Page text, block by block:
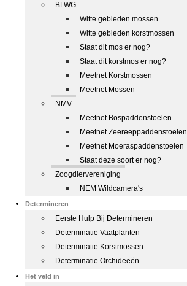
BLWG
Witte gebieden mossen
Witte gebieden korstmossen
Staat dit mos er nog?
Staat dit korstmos er nog?
Meetnet Korstmossen
Meetnet Mossen
NMV
Meetnet Bospaddenstoelen
Meetnet Zeereeppaddenstoelen
Meetnet Moeraspaddenstoelen
Staat deze soort er nog?
Zoogdiervereniging
NEM Wildcamera's
Determineren
Eerste Hulp Bij Determineren
Determinatie Vaatplanten
Determinatie Korstmossen
Determinatie Orchideeën
Het veld in